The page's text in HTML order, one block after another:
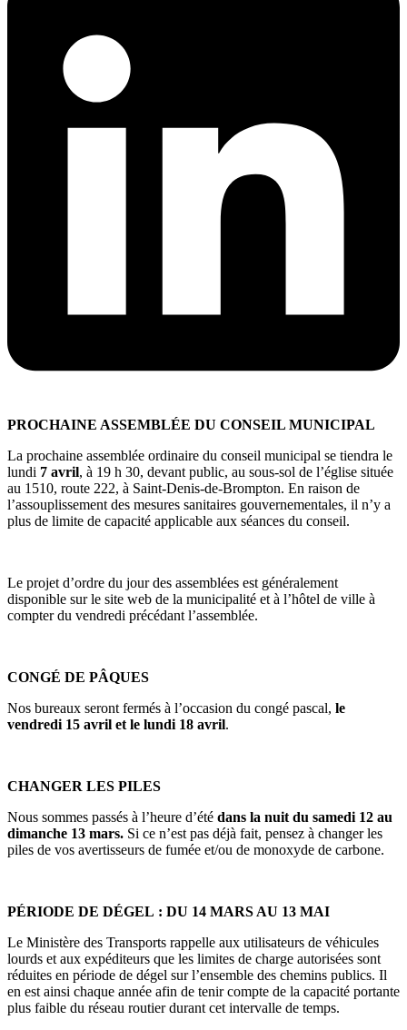
PROCHAINE ASSEMBLÉE DU CONSEIL MUNICIPAL
La prochaine assemblée ordinaire du conseil municipal se tiendra le
lundi 7 avril, à 19 h 30, devant public, au sous-sol de l’église située
au 1510, route 222, à Saint-Denis-de-Brompton. En raison de
l’assouplissement des mesures sanitaires gouvernementales, il n’y a
plus de limite de capacité applicable aux séances du conseil.
Le projet d’ordre du jour des assemblées est généralement
disponible sur le site web de la municipalité et à l’hôtel de ville à
compter du vendredi précédant l’assemblée.
CONGÉ DE PÂQUES
Nos bureaux seront fermés à l’occasion du congé pascal, le
vendredi 15 avril et le lundi 18 avril.
CHANGER LES PILES
Nous sommes passés à l’heure d’été dans la nuit du samedi 12 au
dimanche 13 mars. Si ce n’est pas déjà fait, pensez à changer les
piles de vos avertisseurs de fumée et/ou de monoxyde de carbone.
PÉRIODE DE DÉGEL : DU 14 MARS AU 13 MAI
Le Ministère des Transports rappelle aux utilisateurs de véhicules
lourds et aux expéditeurs que les limites de charge autorisées sont
réduites en période de dégel sur l’ensemble des chemins publics. Il
en est ainsi chaque année afin de tenir compte de la capacité portante
plus faible du réseau routier durant cet intervalle de temps.